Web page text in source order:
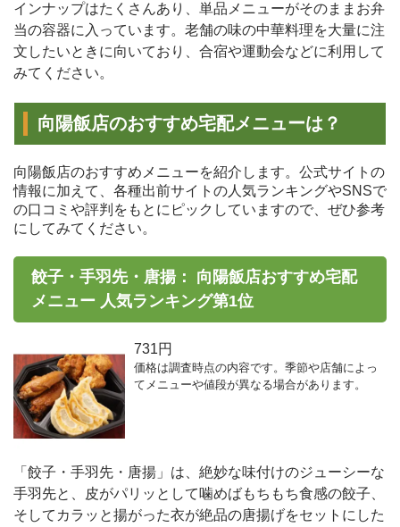
インナップはたくさんあり、単品メニューがそのままお弁
当の容器に入っています。老舗の味の中華料理を大量に注
文したいときに向いており、合宿や運動会などに利用して
みてください。
向陽飯店のおすすめ宅配メニューは？
向陽飯店のおすすめメニューを紹介します。公式サイトの
情報に加えて、各種出前サイトの人気ランキングやSNSで
の口コミや評判をもとにピックしていますので、ぜひ参考
にしてみてください。
餃子・手羽先・唐揚： 向陽飯店おすすめ宅配
メニュー 人気ランキング第1位
731円
価格は調査時点の内容です。季節や店舗によっ
てメニューや値段が異なる場合があります。
「餃子・手羽先・唐揚」は、絶妙な味付けのジューシーな
手羽先と、皮がパリッとして噛めばもちもち食感の餃子、
そしてカラッと揚がった衣が絶品の唐揚げをセットにした